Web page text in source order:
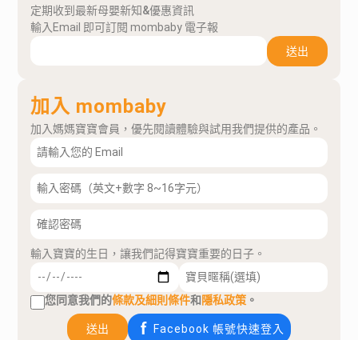
定期收到最新母嬰新知&優惠資訊
輸入Email 即可訂閱 mombaby 電子報
送出
加入 mombaby
加入媽媽寶寶會員，優先閱讀體驗與試用我們提供的產品。
輸入寶寶的生日，讓我們記得寶寶重要的日子。
您同意我們的條款及細則條件和隱私政策 。
送出 Facebook 帳號快速登入